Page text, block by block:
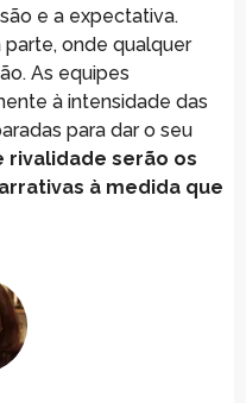
e a expectativa.
onde qualquer
As equipes
à intensidade das
para dar o seu
rivalidade serão os
à medida que